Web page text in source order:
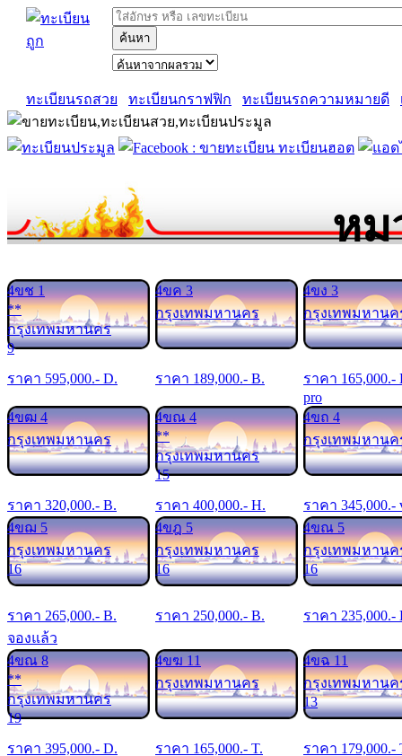
ค้นหา
ทะเบียนรถสวย ทะเบียนกราฟฟิก ทะเบียนรถความหมายดี
หม
4ขช 1
**
กรุงเทพมหานคร
9
ราคา 595,000.- D.
4ขค 3
กรุงเทพมหานคร
ราคา 189,000.- B.
4ขง 3
กรุงเทพมหานค
ราคา 165,000.-
4ขฒ 4
กรุงเทพมหานคร
ราคา 320,000.- B.
4ขณ 4
**
กรุงเทพมหานคร
15
ราคา 400,000.- H.
pro
4ขถ 4
กรุงเทพมหานค
ราคา 345,000.-
4ขฌ 5
กรุงเทพมหานคร
16
ราคา 265,000.- B.
4ขฎ 5
กรุงเทพมหานคร
16
ราคา 250,000.- B.
4ขณ 5
กรุงเทพมหานค
16
ราคา 235,000.-
จองแล้ว
4ขณ 8
**
กรุงเทพมหานคร
19
ราคา 395,000.- D.
4ขฆ 11
กรุงเทพมหานคร
ราคา 165,000.- T.
4ขฉ 11
กรุงเทพมหานค
13
ราคา 179,000.-